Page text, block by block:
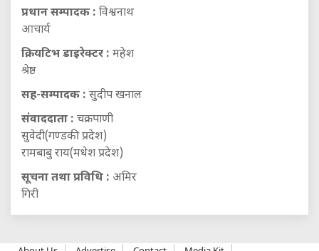
प्रधान सम्पादक : विश्वनाथ
आचार्य
क्रियटिभ डाइरेक्टर : महेश
श्रेष्ठ
सह-सम्पादक : सुदीप खनाल
संवाददाता : चक्रपाणी
सुवेदी(गण्डकी प्रदेश)
रामबाबु राय(मधेश प्रदेश)
सूचना तथा प्रविधि : अमिर
गिरी